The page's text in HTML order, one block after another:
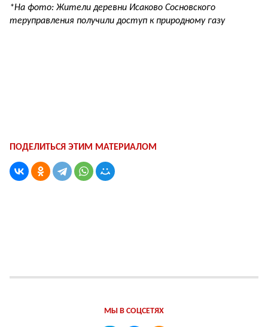
*На фото: Жители деревни Исаково Сосновского
теруправления получили доступ к природному газу
ПОДЕЛИТЬСЯ ЭТИМ МАТЕРИАЛОМ
МЫ В СОЦСЕТЯХ